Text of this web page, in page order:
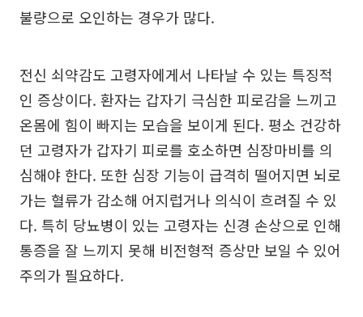
불량으로 오인하는 경우가 많다.
전신 쇠약감도 고령자에게서 나타날 수 있는 특징적
인 증상이다. 환자는 갑자기 극심한 피로감을 느끼고
온몸에 힘이 빠지는 모습을 보이게 된다. 평소 건강하
던 고령자가 갑자기 피로를 호소하면 심장마비를 의
심해야 한다. 또한 심장 기능이 급격히 떨어지면 뇌로
가는 혈류가 감소해 어지럽거나 의식이 흐려질 수 있
다. 특히 당뇨병이 있는 고령자는 신경 손상으로 인해
통증을 잘 느끼지 못해 비전형적 증상만 보일 수 있어
주의가 필요하다.